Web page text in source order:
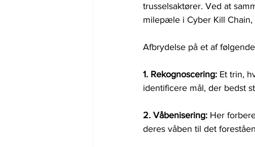
trusselsaktører. Ved at
milepæle i Cyber ​​Kill
Afbrydelse på et af
1. Rekognoscering: Et trin,
identificere mål, der bedst
2. Våbenisering: Her
deres våben til det